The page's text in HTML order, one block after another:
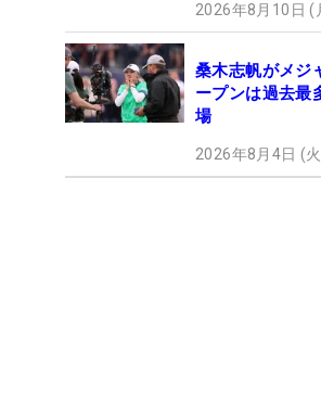
2026年8月10日 (
桑木志帆がメ
ープンは過去最
場
2026年8月4日 (